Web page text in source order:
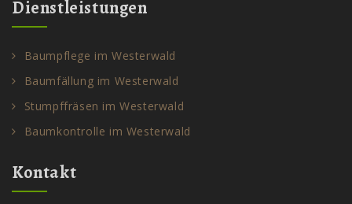
Dienstleistungen
Baumpflege im Westerwald
Baumfällung im Westerwald
Stumpffräsen im Westerwald
Baumkontrolle im Westerwald
Kontakt